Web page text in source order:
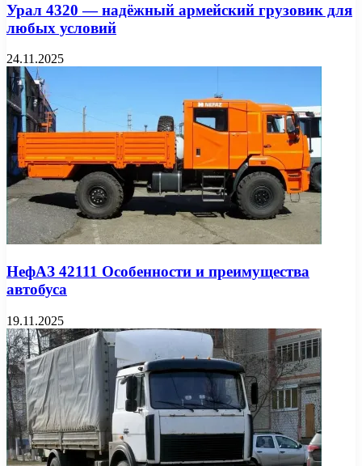
Урал 4320 — надёжный армейский грузовик для
любых условий
24.11.2025
НефАЗ 42111 Особенности и преимущества
автобуса
19.11.2025